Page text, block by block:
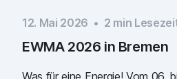
12. Mai 2026 • 2 min
EWMA 2026 in Bremen
Was für eine Energie! Vom 06.